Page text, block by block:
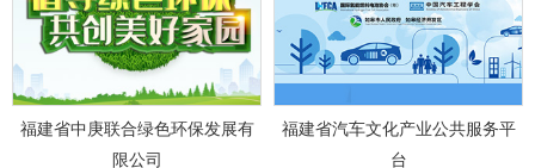
福建省中庚联合绿色环保发展有
限公司
福建省汽车文化产业公共服务平
台